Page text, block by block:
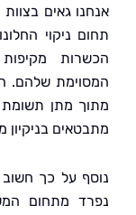
גאים בצוות
ניקוי החלונות
מקיפות
שלהם. הם
מתן תשומת לב
בניקיון מושלם של
על כך חשוב לנו
מתחום המשפחה של